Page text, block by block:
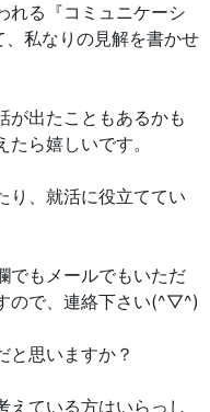
れる『コミュニケーシ
私なりの見解を書かせ
が出たこともあるかも
ら嬉しいです。
り、就活に役立ててい
でもメールでもいただ
ので、連絡下さい(^▽^)
と思いますか？
えている方はいらっし